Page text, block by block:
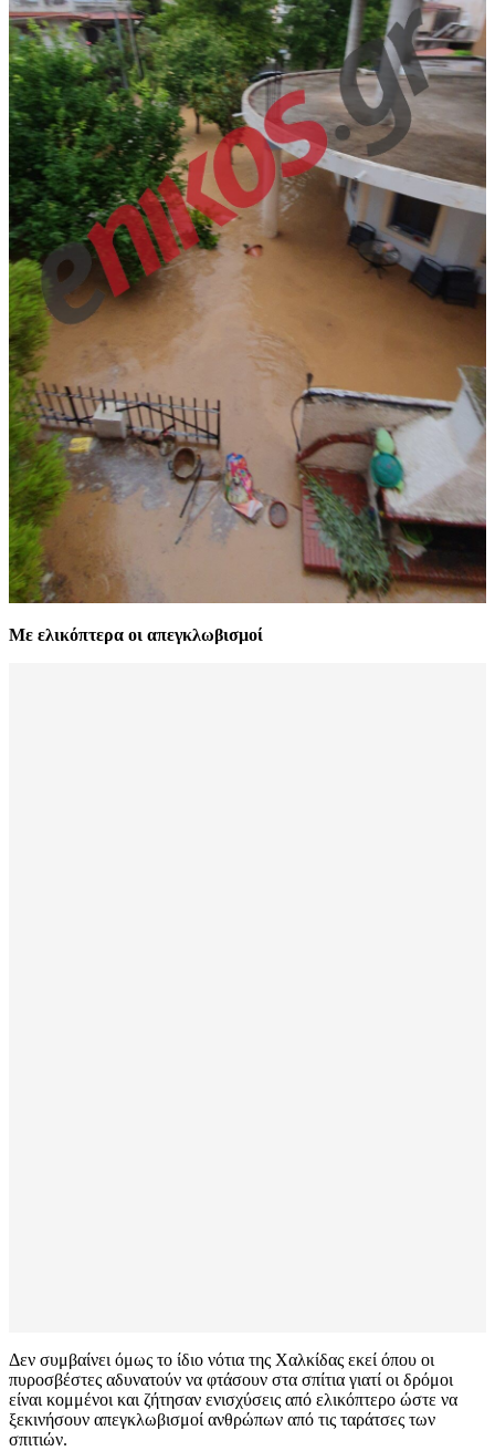
Με ελικόπτερα οι απεγκλωβισμοί
Δεν συμβαίνει όμως το ίδιο νότια της Χαλκίδας εκεί όπου οι
πυροσβέστες αδυνατούν να φτάσουν στα σπίτια γιατί οι δρόμοι
είναι κομμένοι και ζήτησαν ενισχύσεις από ελικόπτερο ώστε να
ξεκινήσουν απεγκλωβισμοί ανθρώπων από τις ταράτσες των
σπιτιών.